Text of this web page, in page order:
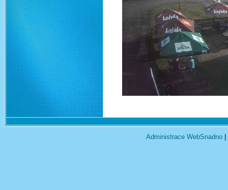
Administrace WebSnadno|